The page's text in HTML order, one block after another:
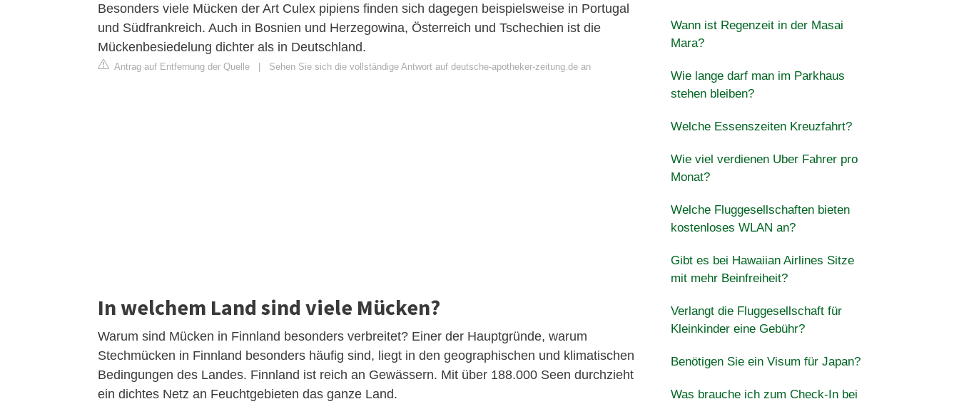
Besonders viele Mücken der Art Culex pipiens finden sich dagegen beispielsweise in Portugal
und Südfrankreich. Auch in Bosnien und Herzegowina, Österreich und Tschechien ist die
Mückenbesiedelung dichter als in Deutschland.
Antrag auf Entfernung der Quelle Sehen Sie sich die vollständige Antwort auf deutsche-apotheker-zeitung.de an
In welchem Land sind viele Mücken?
Warum sind Mücken in Finnland besonders verbreitet? Einer der Hauptgründe, warum
Stechmücken in Finnland besonders häufig sind, liegt in den geographischen und klimatischen
Bedingungen des Landes. Finnland ist reich an Gewässern. Mit über 188.000 Seen durchzieht
ein dichtes Netz an Feuchtgebieten das ganze Land.
Wann ist Regenzeit in der Masai
Mara?
Wie lange darf man im Parkhaus
stehen bleiben?
Welche Essenszeiten Kreuzfahrt?
Wie viel verdienen Uber Fahrer pro
Monat?
Welche Fluggesellschaften bieten
kostenloses WLAN an?
Gibt es bei Hawaiian Airlines Sitze
mit mehr Beinfreiheit?
Verlangt die Fluggesellschaft für
Kleinkinder eine Gebühr?
Benötigen Sie ein Visum für Japan?
Was brauche ich zum Check-In bei